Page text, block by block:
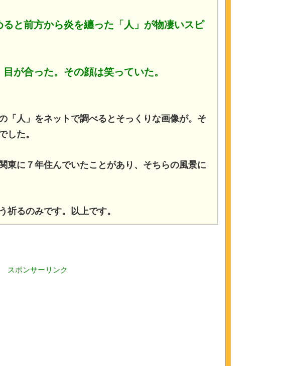
と前方から炎を纏った「人」が物凄いスピ
が合った。その顔は笑っていた。
「人」をネットで調べるとそっくりな画像が。そ
した。
東に７年住んでいたことがあり、そちらの風景に
祈るのみです。以上です。
スポンサーリンク